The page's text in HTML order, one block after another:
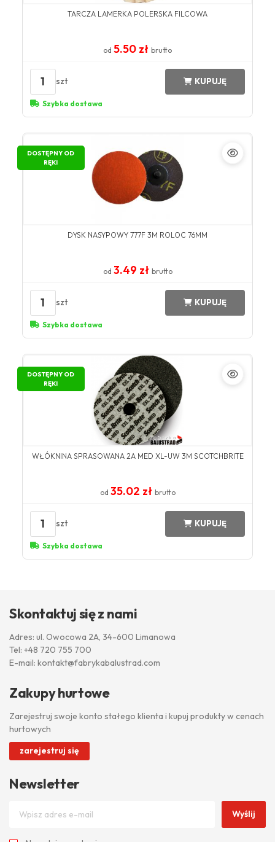
TARCZA LAMERKA POLERSKA FILCOWA
od 5.50 zł brutto
1 szt KUPUJĘ
Szybka dostawa
DOSTĘPNY OD
RĘKI
DYSK NASYPOWY 777F 3M ROLOC 76MM
od 3.49 zł brutto
1 szt KUPUJĘ
Szybka dostawa
DOSTĘPNY OD
RĘKI
WŁÓKNINA SPRASOWANA 2A MED XL-UW 3M SCOTCHBRITE
od 35.02 zł brutto
1 szt KUPUJĘ
Szybka dostawa
Skontaktuj się z nami
Adres: ul. Owocowa 2A, 34-600 Limanowa
Tel: +48 720 755 700
E-mail: kontakt@fabrykabalustrad.com
Zakupy hurtowe
Zarejestruj swoje konto stałego klienta i kupuj produkty w cenach
hurtowych
zarejestruj się
Newsletter
Wyślij